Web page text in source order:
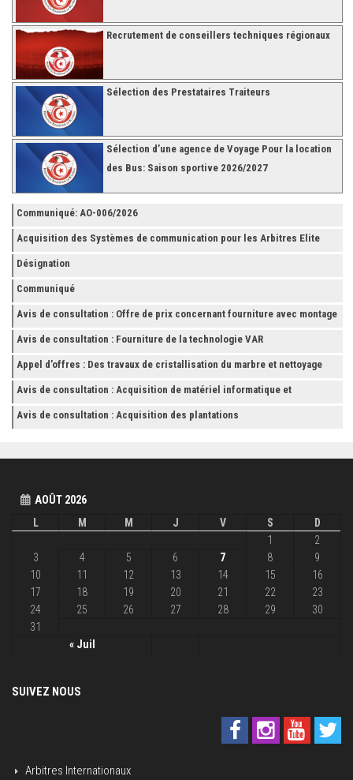
Recrutement de conseillers techniques régionaux
Sélection des Prestataires Traiteurs
Sélection d’une agence de Voyage Pour la location
des Bus: Saison sportive 2026/2027
Communiqué: AO-006/2026
Acquisition des Systèmes de communication pour les Arbitres Elite
Désignation
Communiqué
Avis de consultation : Offre de prix concernant fourniture avec montage
et finition de RAYONNAGES pour la Fédération Tunisienne de Football
Avis de consultation : Fourniture de la technologie VAR
Appel d’offres : Des travaux de cristallisation du marbre et nettoyage
des grès
Avis de consultation : Acquisition de matériel informatique et
Accessoires
Avis de consultation : Acquisition des plantations
AOÛT 2026
L
M M J V S D
« Juil
1
2
3
4 5 6 7 8
9
10
11 12 13 14 15
16
17
18 19 20 21 22
23
24
25 26 27 28 29
30
31
SUIVEZ NOUS
Arbitres Internationaux